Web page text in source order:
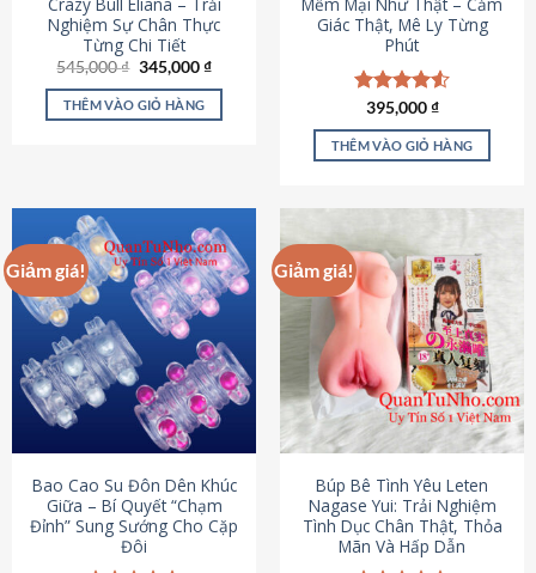
Crazy Bull Eliana – Trải
Nghiệm Sự Chân Thực
Từng Chi Tiết
545,000₫ Giá
là:
545,000 ₫.
345,000₫Giá
tại
THÊM VÀO GIỎ HÀNG
Mềm Mại Như Thật – Cảm
Giác Thật, Mê Ly Từng
Phút
Được xếp
hạng4.53
5 sao
395,000₫
THÊM VÀO GIỎ HÀNG
Giảm giá!
Bao Cao Su Đôn Dên Khúc
Giữa – Bí Quyết “Chạm
Đỉnh” Sung Sướng Cho Cặp
Đôi
Giảm giá!
Búp Bê Tình Yêu Leten
Nagase Yui: Trải Nghiệm
Tình Dục Chân Thật, Thỏa
Mãn Và Hấp Dẫn